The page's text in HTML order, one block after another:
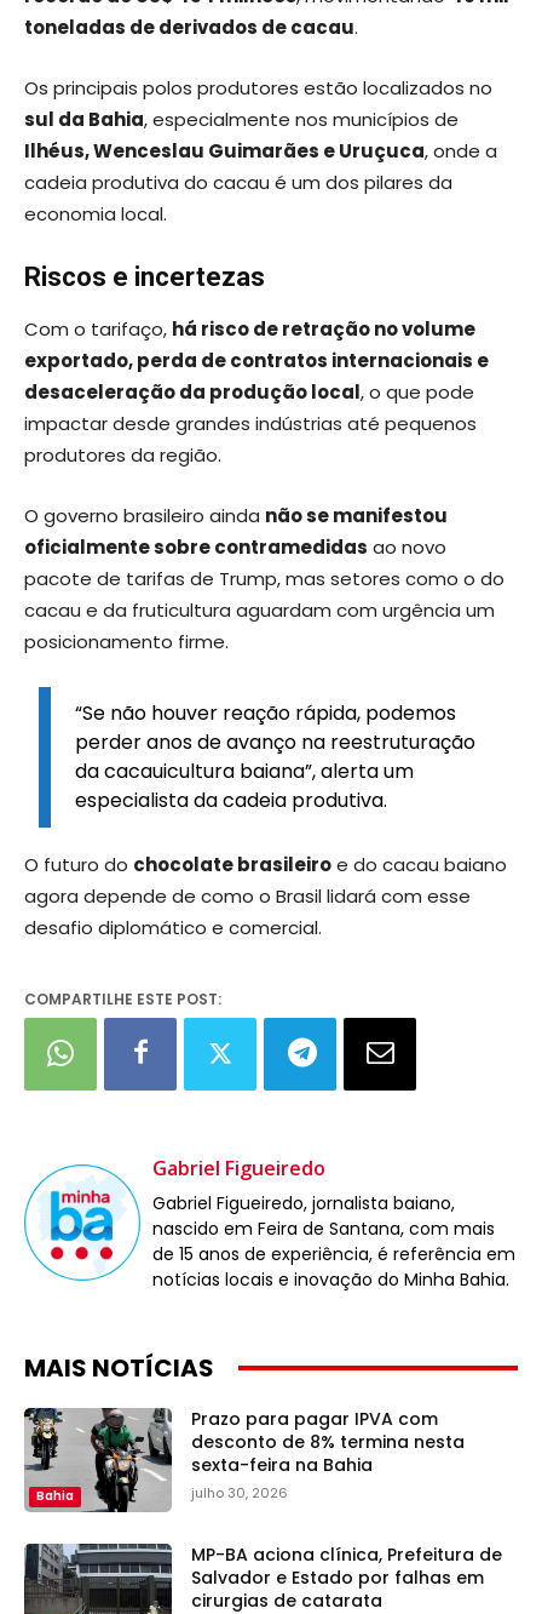
toneladas de derivados de cacau.
Os principais polos produtores estão localizados no
sul da Bahia, especialmente nos municípios de
Ilhéus, Wenceslau Guimarães e Uruçuca, onde a
cadeia produtiva do cacau é um dos pilares da
economia local.
Riscos e incertezas
Com o tarifaço, há risco de retração no volume
exportado, perda de contratos internacionais e
desaceleração da produção local, o que pode
impactar desde grandes indústrias até pequenos
produtores da região.
O governo brasileiro ainda não se manifestou
oficialmente sobre contramedidas ao novo
pacote de tarifas de Trump, mas setores como o do
cacau e da fruticultura aguardam com urgência um
posicionamento firme.
“Se não houver reação rápida, podemos
perder anos de avanço na reestruturação
da cacauicultura baiana”, alerta um
especialista da cadeia produtiva.
O futuro do chocolate brasileiroe do cacau baiano
agora depende de como o Brasil lidará com esse
desafio diplomático e comercial.
COMPARTILHE ESTE POST:
Gabriel Figueiredo
Gabriel Figueiredo, jornalista baiano,
nascido em Feira de Santana, com mais
de 15 anos de experiência, é referência em
notícias locais e inovação do Minha Bahia.
MAIS NOTÍCIAS
Bahia
Prazo para pagar IPVA com
desconto de 8% termina nesta
sexta-feira na Bahia
julho 30, 2026
MP-BA aciona clínica, Prefeitura de
Salvador e Estado por falhas em
cirurgias de catarata